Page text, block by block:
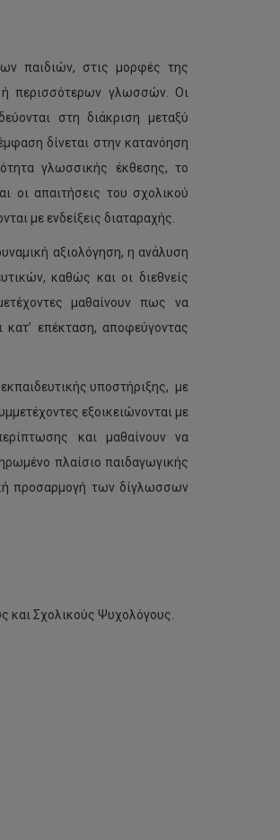
παιδιών, στις μορφές της
ή περισσότερων γλωσσών. Οι
στη διάκριση μεταξύ
δίνεται στην κατανόηση
γλωσσικής έκθεσης, το
οι απαιτήσεις του σχολικού
με ενδείξεις διαταραχής.
αξιολόγηση, η ανάλυση
καθώς και οι διεθνείς
μαθαίνουν πως να
επέκταση, αποφεύγοντας
υποστήριξης, με
εξοικειώνονται με
και μαθαίνουν να
πλαίσιο παιδαγωγικής
προσαρμογή των δίγλωσσων
και Σχολικούς Ψυχολόγους.